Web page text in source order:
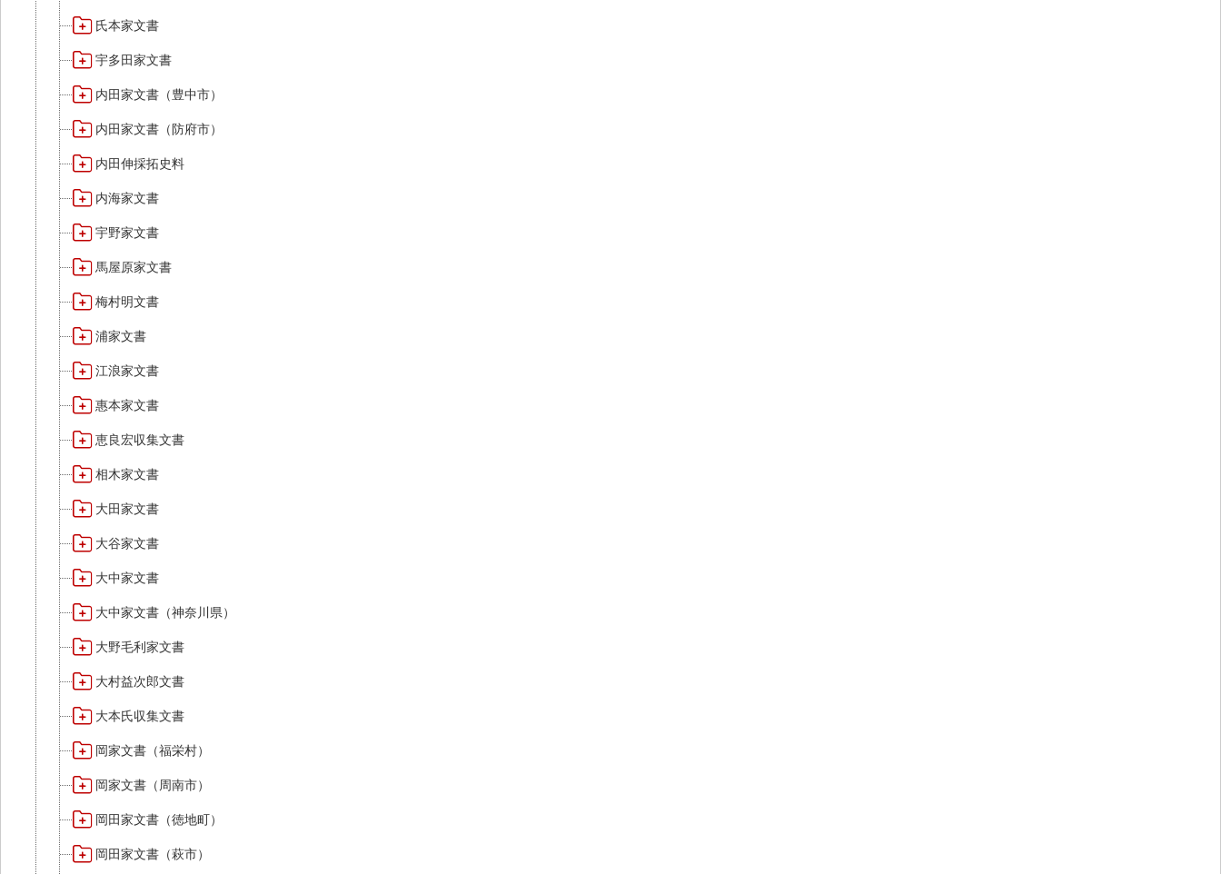
氏本家文書
宇多田家文書
内田家文書（豊中市）
内田家文書（防府市）
内田伸採拓史料
内海家文書
宇野家文書
馬屋原家文書
梅村明文書
浦家文書
江浪家文書
惠本家文書
恵良宏収集文書
相木家文書
大田家文書
大谷家文書
大中家文書
大中家文書（神奈川県）
大野毛利家文書
大村益次郎文書
大本氏収集文書
岡家文書（福栄村）
岡家文書（周南市）
岡田家文書（徳地町）
岡田家文書（萩市）